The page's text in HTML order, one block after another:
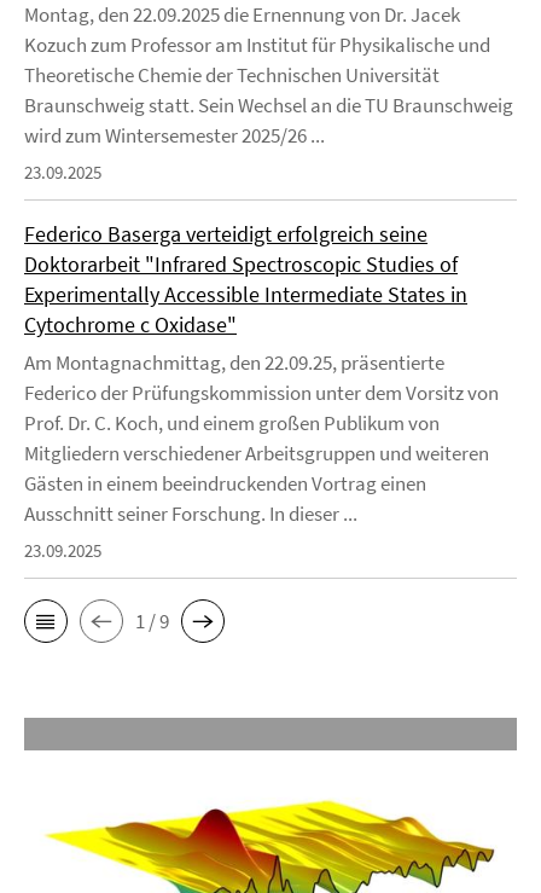
Montag, den 22.09.2025 die Ernennung von Dr. Jacek
Kozuch zum Professor am Institut für Physikalische und
Theoretische Chemie der Technischen Universität
Braunschweig statt. Sein Wechsel an die TU Braunschweig
wird zum Wintersemester 2025/26 ...
23.09.2025
Federico Baserga verteidigt erfolgreich seine
Doktorarbeit "Infrared Spectroscopic Studies of
Experimentally Accessible Intermediate States in
Cytochrome c Oxidase"
Am Montagnachmittag, den 22.09.25, präsentierte
Federico der Prüfungskommission unter dem Vorsitz von
Prof. Dr. C. Koch, und einem großen Publikum von
Mitgliedern verschiedener Arbeitsgruppen und weiteren
Gästen in einem beeindruckenden Vortrag einen
Ausschnitt seiner Forschung. In dieser ...
23.09.2025
1 / 9